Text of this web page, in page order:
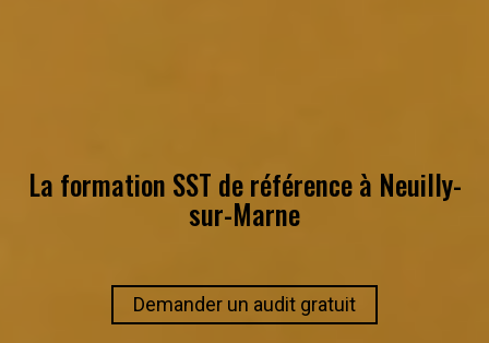
La formation SST de référence à Neuilly-
sur-Marne
Demander un audit gratuit